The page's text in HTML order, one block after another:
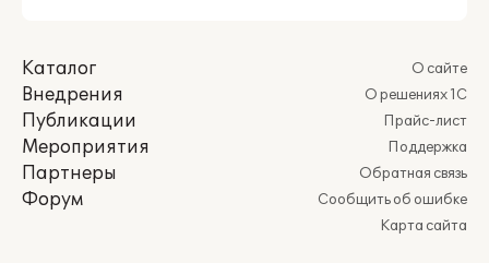
Каталог
Внедрения
Публикации
Мероприятия
Партнеры
Форум
О сайте
О решениях 1С
Прайс-лист
Поддержка
Обратная связь
Сообщить об ошибке
Карта сайта